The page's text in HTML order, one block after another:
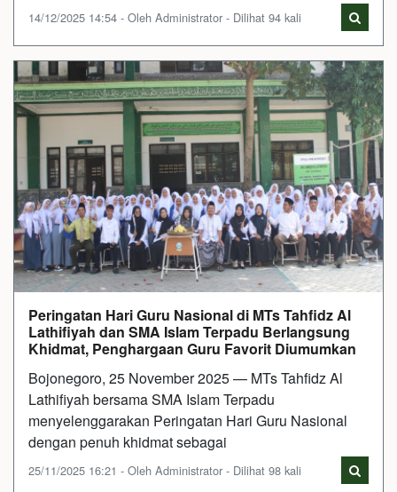
14/12/2025 14:54 - Oleh Administrator - Dilihat 94 kali
Peringatan Hari Guru Nasional di MTs Tahfidz Al
Lathifiyah dan SMA Islam Terpadu Berlangsung
Khidmat, Penghargaan Guru Favorit Diumumkan
Bojonegoro, 25 November 2025 — MTs Tahfidz Al
Lathifiyah bersama SMA Islam Terpadu
menyelenggarakan Peringatan Hari Guru Nasional
dengan penuh khidmat sebagai
25/11/2025 16:21 - Oleh Administrator - Dilihat 98 kali